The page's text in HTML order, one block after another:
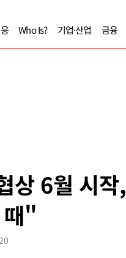
Who Is? 기업·산업 금융
상 6월 시작,
때"